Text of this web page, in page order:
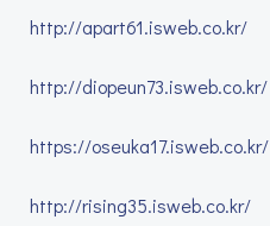
http://apart61.isweb.co.kr/
http://diopeun73.isweb.co.kr/
https://oseuka17.isweb.co.kr/
http://rising35.isweb.co.kr/